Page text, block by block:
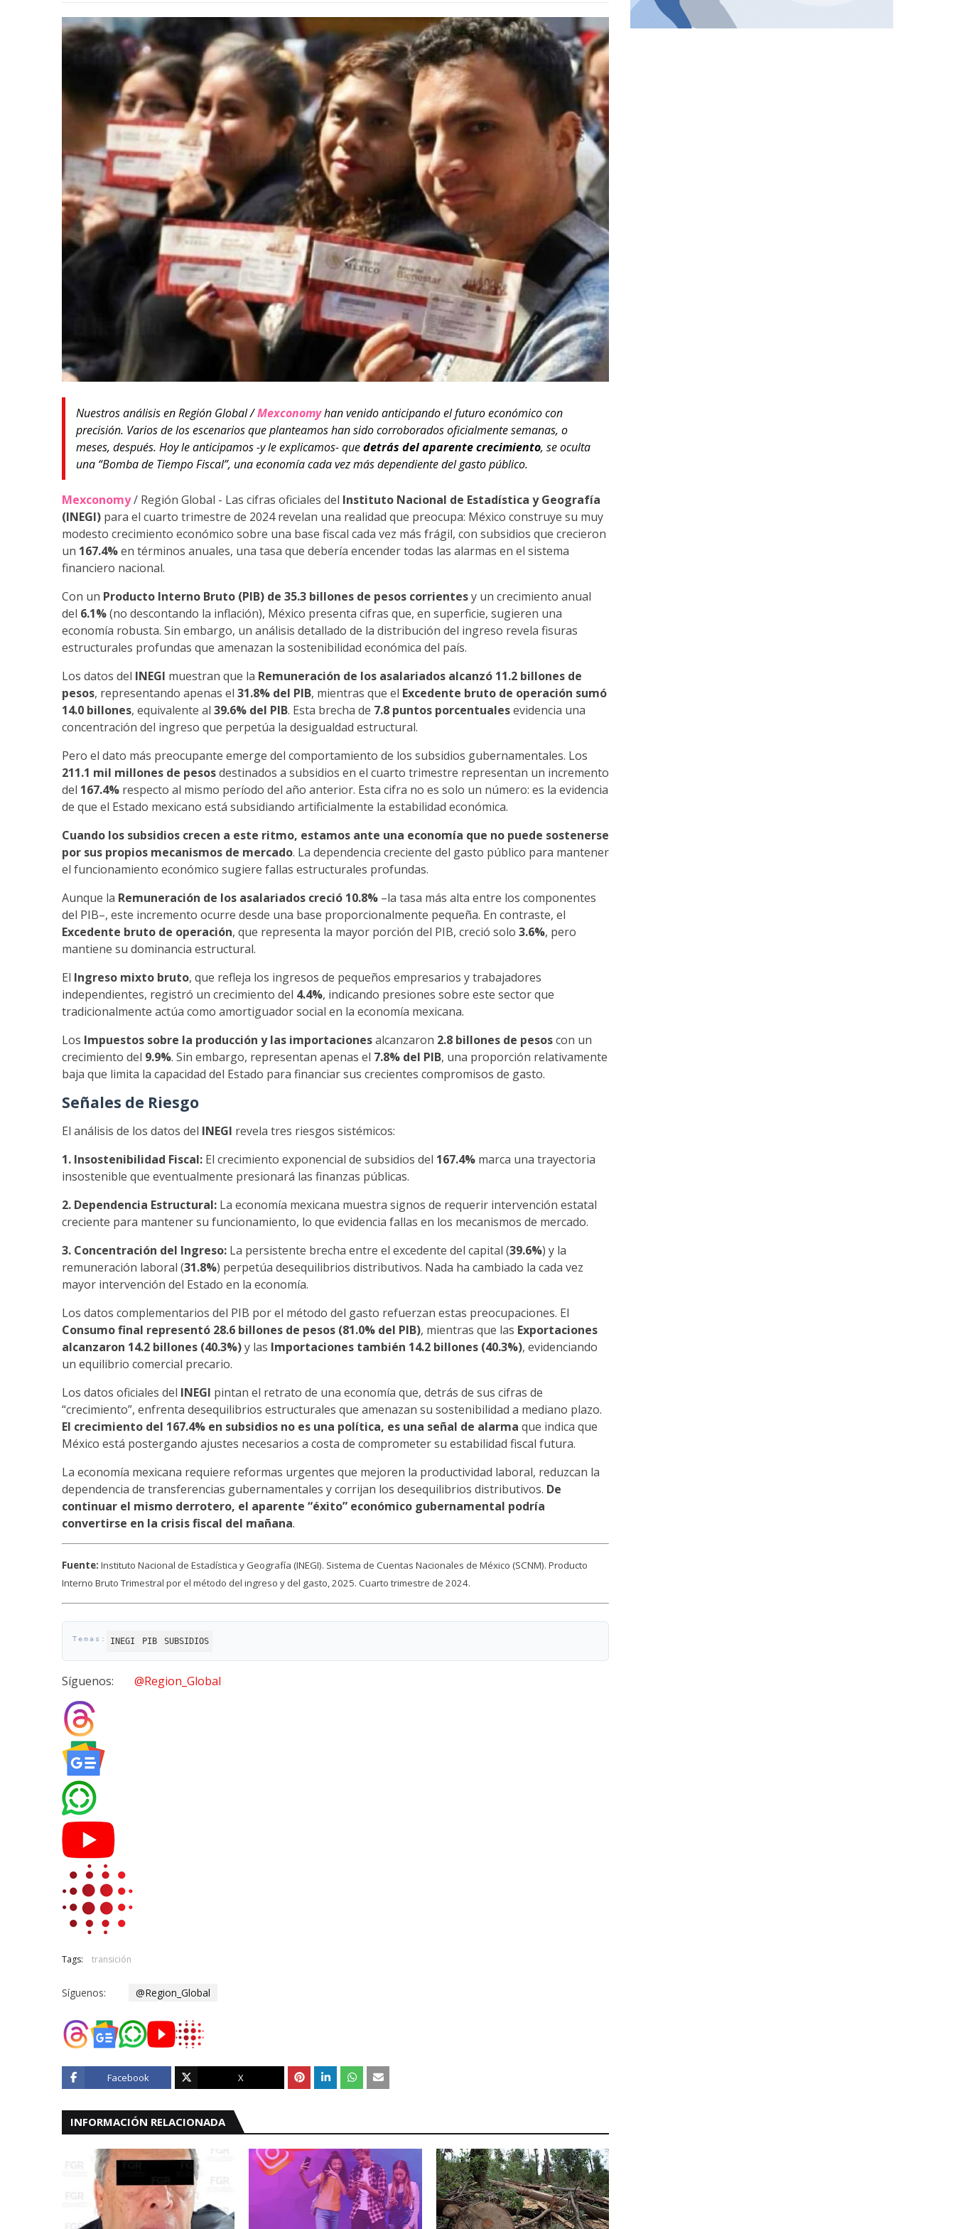
Nuestros análisis en Región Global /Mexconomyhan venido anticipando el futuro económico con
precisión. Varios de los escenarios que planteamos han sido corroborados oficialmente semanas, o
meses, después. Hoy le anticipamos -y le explicamos- quedetrás del aparente crecimiento, se oculta
una “Bomba de Tiempo Fiscal”, una economía cada vez más dependiente del gasto público.
Mexconomy/ Región Global - Las cifras oficiales del Instituto Nacional de Estadística y Geografía
(INEGI) para el cuarto trimestre de 2024 revelan una realidad que preocupa: México construye su muy
modesto crecimiento económico sobre una base fiscal cada vez más frágil, con subsidios que crecieron
un 167.4%en términos anuales, una tasa que debería encender todas las alarmas en el sistema
financiero nacional.
Con un Producto Interno Bruto (PIB) de 35.3 billones de pesos corrientesy un crecimiento anual
del 6.1%(no descontando la inflación), México presenta cifras que, en superficie, sugieren una
economía robusta. Sin embargo, un análisis detallado de la distribución del ingreso revela fisuras
estructurales profundas que amenazan la sostenibilidad económica del país.
Los datos del INEGI muestran que la Remuneración de los asalariados alcanzó 11.2 billones de
pesos, representando apenas el 31.8% del PIB, mientras que el Excedente bruto de operación sumó
14.0 billones, equivalente al 39.6% del PIB. Esta brecha de 7.8 puntos porcentualesevidencia una
concentración del ingreso que perpetúa la desigualdad estructural.
Pero el dato más preocupante emerge del comportamiento de los subsidios gubernamentales. Los
211.1 mil millones de pesosdestinados a subsidios en el cuarto trimestre representan un incremento
del 167.4% respecto al mismo período del año anterior. Esta cifra no es solo un número: es la evidencia
de que el Estado mexicano está subsidiando artificialmente la estabilidad económica.
Cuando los subsidios crecen a este ritmo, estamos ante una economía que no puede sostenerse
por sus propios mecanismos de mercado. La dependencia creciente del gasto público para mantener
el funcionamiento económico sugiere fallas estructurales profundas.
Aunque la Remuneración de los asalariados creció 10.8% –la tasa más alta entre los componentes
del PIB–, este incremento ocurre desde una base proporcionalmente pequeña. En contraste, el
Excedente bruto de operación, que representa la mayor porción del PIB, creció solo 3.6%, pero
mantiene su dominancia estructural.
El Ingreso mixto bruto, que refleja los ingresos de pequeños empresarios y trabajadores
independientes, registró un crecimiento del 4.4%, indicando presiones sobre este sector que
tradicionalmente actúa como amortiguador social en la economía mexicana.
Los Impuestos sobre la producción y las importacionesalcanzaron 2.8 billones de pesoscon un
crecimiento del 9.9%. Sin embargo, representan apenas el 7.8% del PIB, una proporción relativamente
baja que limita la capacidad del Estado para financiar sus crecientes compromisos de gasto.
Señales de Riesgo
El análisis de los datos del INEGI revela tres riesgos sistémicos:
1. Insostenibilidad Fiscal: El crecimiento exponencial de subsidios del 167.4% marca una trayectoria
insostenible que eventualmente presionará las finanzas públicas.
2. Dependencia Estructural: La economía mexicana muestra signos de requerir intervención estatal
creciente para mantener su funcionamiento, lo que evidencia fallas en los mecanismos de mercado.
3. Concentración del Ingreso: La persistente brecha entre el excedente del capital (39.6%) y la
remuneración laboral (31.8%) perpetúa desequilibrios distributivos. Nada ha cambiado la cada vez
mayor intervención del Estado en la economía.
Los datos complementarios del PIB por el método del gasto refuerzan estas preocupaciones. El
Consumo final representó 28.6 billones de pesos (81.0% del PIB), mientras que las Exportaciones
alcanzaron 14.2 billones (40.3%)y las Importaciones también 14.2 billones (40.3%), evidenciando
un equilibrio comercial precario.
Los datos oficiales del INEGI pintan el retrato de una economía que, detrás de sus cifras de
“crecimiento”, enfrenta desequilibrios estructurales que amenazan su sostenibilidad a mediano plazo.
El crecimiento del 167.4% en subsidios no es una política, es una señal de alarma que indica que
México está postergando ajustes necesarios a costa de comprometer su estabilidad fiscal futura.
La economía mexicana requiere reformas urgentes que mejoren la productividad laboral, reduzcan la
dependencia de transferencias gubernamentales y corrijan los desequilibrios distributivos. De
continuar el mismo derrotero, el aparente “éxito” económico gubernamental podría
convertirse en la crisis fiscal del mañana.
Fuente: Instituto Nacional de Estadística y Geografía (INEGI). Sistema de Cuentas Nacionales de México (SCNM). Producto
Interno Bruto Trimestral por el método del ingreso y del gasto, 2025. Cuarto trimestre de 2024.
INEGI PIB SUBSIDIOS
Síguenos: @Region_Global
Tags: transición
Síguenos: @Region_Global
Facebook X
INFORMACIÓN RELACIONADA